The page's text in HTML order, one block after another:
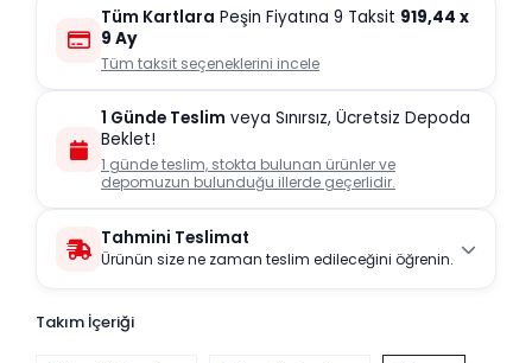
Tüm Kartlara Peşin Fiyatına 9 Taksit 919,44 x
9 Ay
Tüm taksit seçeneklerini incele
1 Günde Teslim veya Sınırsız, Ücretsiz Depoda
Beklet!
1 günde teslim, stokta bulunan ürünler ve
depomuzun bulunduğu illerde geçerlidir.
Tahmini Teslimat
Ürünün size ne zaman teslim edileceğini öğrenin.
Takım İçeriği